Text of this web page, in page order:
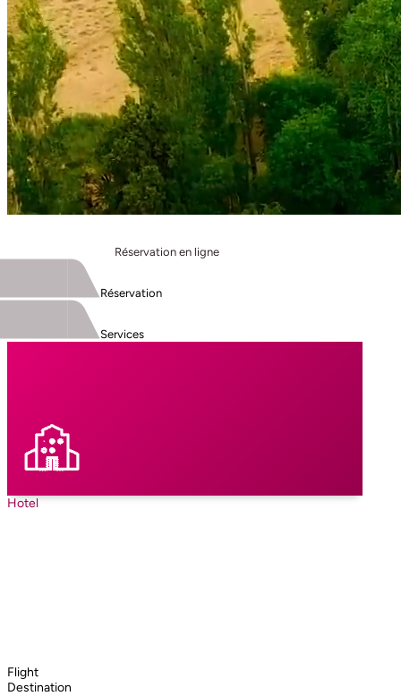
Réservation en ligne
Réservation
Services
Hotel
Flight
Destination